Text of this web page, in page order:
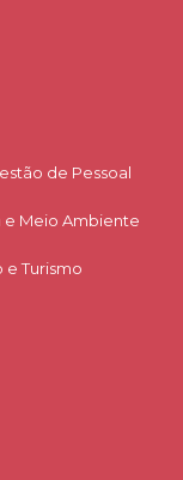
de Pessoal
e Meio Ambiente
Turismo